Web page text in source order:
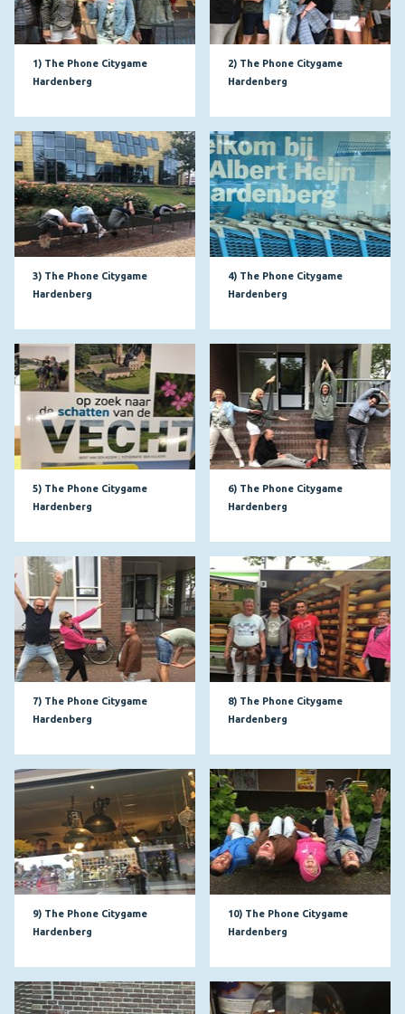
1) The Phone Citygame
Hardenberg
2) The Phone Citygame
Hardenberg
3) The Phone Citygame
Hardenberg
4) The Phone Citygame
Hardenberg
5) The Phone Citygame
Hardenberg
6) The Phone Citygame
Hardenberg
7) The Phone Citygame
Hardenberg
8) The Phone Citygame
Hardenberg
9) The Phone Citygame
Hardenberg
10) The Phone Citygame
Hardenberg